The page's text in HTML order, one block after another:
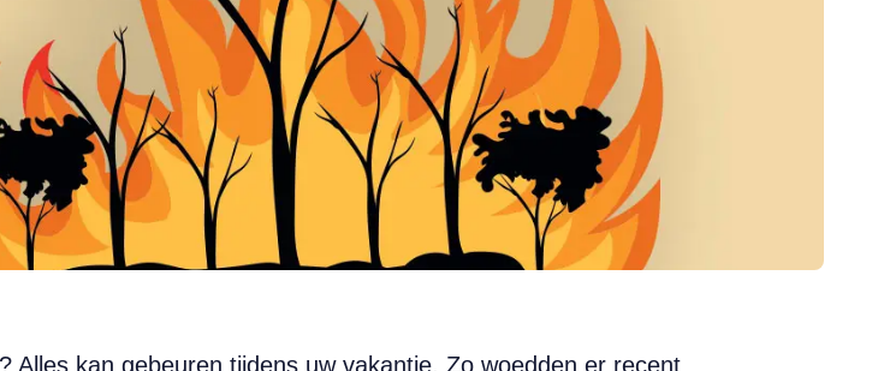
Alles kan gebeuren tijdens uw vakantie. Zo woedden er recent